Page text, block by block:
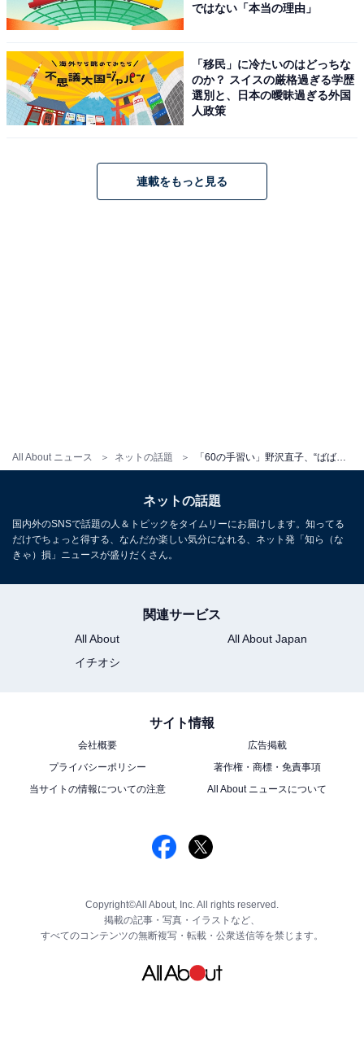
All About ニュース ネットの話題
ではない「本当の理由」
「移民」に冷たいのはどっちな
のか？ スイスの厳格過ぎる学歴
選別と、日本の曖昧過ぎる外国
人政策
連載をもっと見る
ネットの話題
国内外のSNSで話題の人＆トピックをタイムリーにお届けします。知ってる
だけでちょっと得する、なんだか楽しい気分になれる、ネット発「知ら（な
きゃ）損」ニュースが盛りだくさん。
関連サービス
All About
All About Japan
イチオシ
サイト情報
会社概要
広告掲載
プライバシーポリシー
著作権・商標・免責事項
当サイトの情報についての注意
All About ニュースについて
Copyright©All About, Inc. All rights reserved.
掲載の記事・写真・イラストなど、
すべてのコンテンツの無断複写・転載・公衆送信等を禁じます。